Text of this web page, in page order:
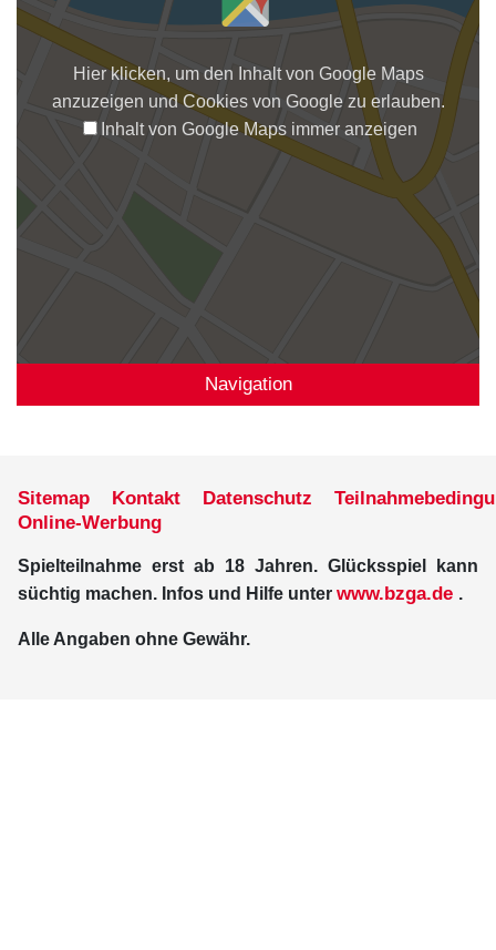
Hier klicken, um den Inhalt von Google Maps
anzuzeigen und Cookies von Google zu erlauben.
Inhalt von Google Maps immer anzeigen
Navigation
Sitemap Kontakt Datenschutz
Online-Werbung
Spielteilnahme erst ab 18 Jahren. Glücksspiel kann
süchtig machen. Infos und Hilfe unter www.bzga.de .
Alle Angaben ohne Gewähr.